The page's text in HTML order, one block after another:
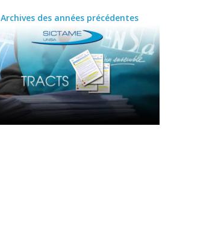
Archives des années précédentes